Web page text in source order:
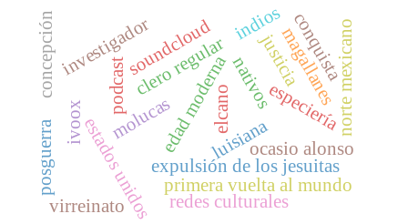
expulsión de los jesuitas
molucas
podcast
estados unidos
nativos
luisiana
edad moderna
clero regular
especiería
elcano
ivoox
magallanes
primera vuelta al mundo
ocasio alonso
investigador
redes culturales
soundcloud justiciaconquista
norte mexicano
virreinato
posguerra
concepción indios